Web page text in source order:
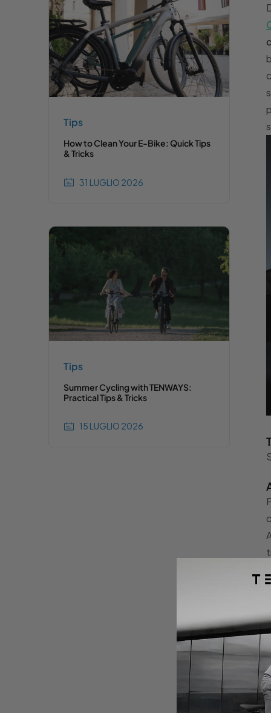
Tips
How to Clean Your E-Bike: Quick Tips
& Tricks
31 LUGLIO 2026
Tips
Summer Cycling with TENWAYS:
Practical Tips & Tricks
15 LUGLIO 2026